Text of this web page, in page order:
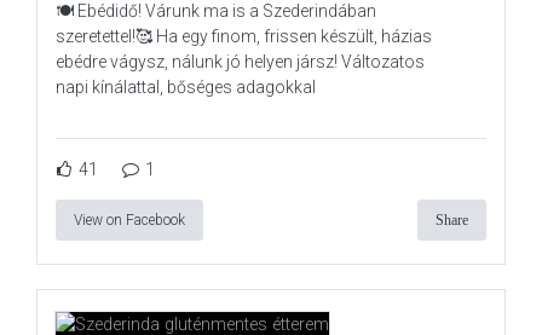
🍽️ Ebédidő! Várunk ma is a Szederindában
szeretettel!🥰 Ha egy finom, frissen készült, házias
ebédre vágysz, nálunk jó helyen jársz! Változatos
napi kínálattal, bőséges adagokkal
41 1
View on Facebook Share